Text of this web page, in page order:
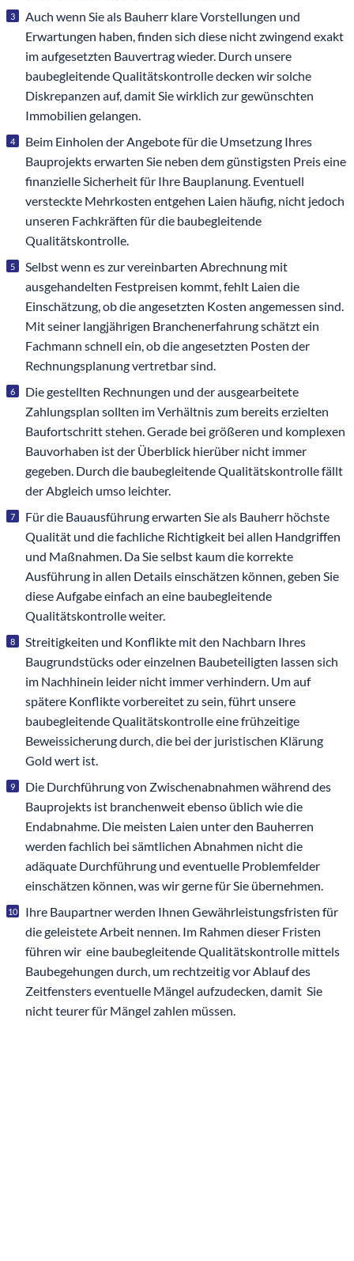
Auch wenn Sie als Bauherr klare Vorstellungen und
Erwartungen haben, finden sich diese nicht zwingend exakt
im aufgesetzten Bauvertrag wieder. Durch unsere
baubegleitende Qualitätskontrolle decken wir solche
Diskrepanzen auf, damit Sie wirklich zur gewünschten
Immobilien gelangen.
Beim Einholen der Angebote für die Umsetzung Ihres
Bauprojekts erwarten Sie neben dem günstigsten Preis eine
finanzielle Sicherheit für Ihre Bauplanung. Eventuell
versteckte Mehrkosten entgehen Laien häufig, nicht jedoch
unseren Fachkräften für die baubegleitende
Qualitätskontrolle.
Selbst wenn es zur vereinbarten Abrechnung mit
ausgehandelten Festpreisen kommt, fehlt Laien die
Einschätzung, ob die angesetzten Kosten angemessen sind.
Mit seiner langjährigen Branchenerfahrung schätzt ein
Fachmann schnell ein, ob die angesetzten Posten der
Rechnungsplanung vertretbar sind.
Die gestellten Rechnungen und der ausgearbeitete
Zahlungsplan sollten im Verhältnis zum bereits erzielten
Baufortschritt stehen. Gerade bei größeren und komplexen
Bauvorhaben ist der Überblick hierüber nicht immer
gegeben. Durch die baubegleitende Qualitätskontrolle fällt
der Abgleich umso leichter.
Für die Bauausführung erwarten Sie als Bauherr höchste
Qualität und die fachliche Richtigkeit bei allen Handgriffen
und Maßnahmen. Da Sie selbst kaum die korrekte
Ausführung in allen Details einschätzen können, geben Sie
diese Aufgabe einfach an eine baubegleitende
Qualitätskontrolle weiter.
Streitigkeiten und Konflikte mit den Nachbarn Ihres
Baugrundstücks oder einzelnen Baubeteiligten lassen sich
im Nachhinein leider nicht immer verhindern. Um auf
spätere Konflikte vorbereitet zu sein, führt unsere
baubegleitende Qualitätskontrolle eine frühzeitige
Beweissicherung durch, die bei der juristischen Klärung
Gold wert ist.
Die Durchführung von Zwischenabnahmen während des
Bauprojekts ist branchenweit ebenso üblich wie die
Endabnahme. Die meisten Laien unter den Bauherren
werden fachlich bei sämtlichen Abnahmen nicht die
adäquate Durchführung und eventuelle Problemfelder
einschätzen können, was wir gerne für Sie übernehmen.
Ihre Baupartner werden Ihnen Gewährleistungsfristen für
die geleistete Arbeit nennen. Im Rahmen dieser Fristen
führen wir eine baubegleitende Qualitätskontrolle mittels
Baubegehungen durch, um rechtzeitig vor Ablauf des
Zeitfensters eventuelle Mängel aufzudecken, damit Sie
nicht teurer für Mängel zahlen müssen.